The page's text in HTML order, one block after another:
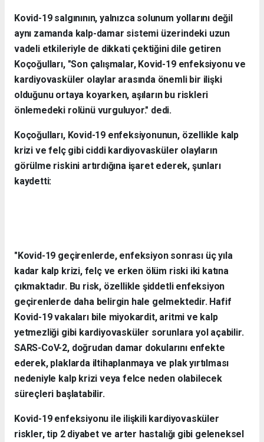
Kovid-19 salgınının, yalnızca solunum yollarını değil
aynı zamanda kalp-damar sistemi üzerindeki uzun
vadeli etkileriyle de dikkati çektiğini dile getiren
Koçoğulları, "Son çalışmalar, Kovid-19 enfeksiyonu ve
kardiyovasküler olaylar arasında önemli bir ilişki
olduğunu ortaya koyarken, aşıların bu riskleri
önlemedeki rolünü vurguluyor." dedi.
Koçoğulları, Kovid-19 enfeksiyonunun, özellikle kalp
krizi ve felç gibi ciddi kardiyovasküler olayların
görülme riskini artırdığına işaret ederek, şunları
kaydetti:
"Kovid-19 geçirenlerde, enfeksiyon sonrası üç yıla
kadar kalp krizi, felç ve erken ölüm riski iki katına
çıkmaktadır. Bu risk, özellikle şiddetli enfeksiyon
geçirenlerde daha belirgin hale gelmektedir. Hafif
Kovid-19 vakaları bile miyokardit, aritmi ve kalp
yetmezliği gibi kardiyovasküler sorunlara yol açabilir.
SARS-CoV-2, doğrudan damar dokularını enfekte
ederek, plaklarda iltihaplanmaya ve plak yırtılması
nedeniyle kalp krizi veya felce neden olabilecek
süreçleri başlatabilir.
Kovid-19 enfeksiyonu ile ilişkili kardiyovasküler
riskler, tip 2 diyabet ve arter hastalığı gibi geleneksel